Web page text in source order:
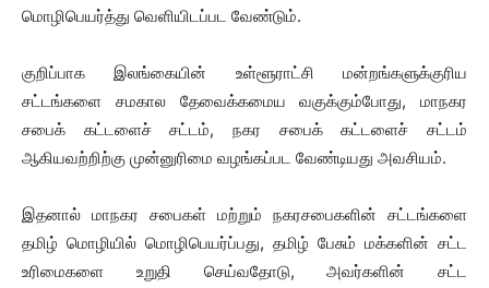
மொழிபெயர்த்து வெளியிடப்பட வேண்டும்.
குறிப்பாக இலங்கையின் உள்ளூராட்சி மன்றங்களுக்குரிய
சட்டங்களை சமகால தேவைக்கமைய வகுக்கும்போது, மாநகர
சபைக் கட்டளைச் சட்டம், நகர சபைக் கட்டளைச் சட்டம்
ஆகியவற்றிற்கு முன்னுரிமை வழங்கப்பட வேண்டியது அவசியம்.
இதனால் மாநகர சபைகள் மற்றும் நகரசபைகளின் சட்டங்களை
தமிழ் மொழியில் மொழிபெயர்ப்பது, தமிழ் பேசும் மக்களின் சட்ட
உரிமைகளை உறுதி செய்வதோடு, அவர்களின் சட்ட